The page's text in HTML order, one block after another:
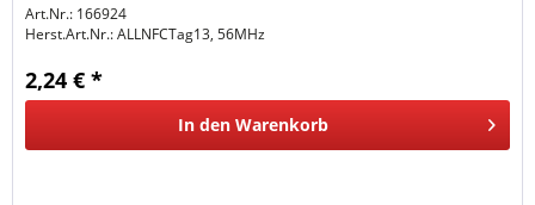
Art.Nr.: 166924
Herst.Art.Nr.:ALLNFCTag13, 56MHz
2,24 € *
In den Warenkorb